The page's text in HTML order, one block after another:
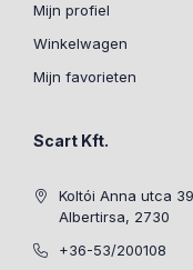
Mijn profiel
Winkelwagen
Mijn favorieten
Scart Kft.
Koltói Anna utca
Albertirsa, 2730
+36-53/200108